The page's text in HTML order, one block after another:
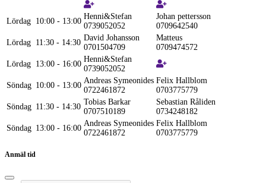
Lördag 10:00 - 13:00
Henni&Stefan
0739052052
Johan pettersson
0709642540
Lördag 11:30 - 14:30
David Johansson
0701504709
Matteus
0709474572
Lördag 13:00 - 16:00
Henni&Stefan
0739052052
Söndag 10:00 - 13:00
Andreas Symeonides
0722461872
Felix Hallblom
0703775779
Söndag 11:30 - 14:30
Tobias Barkar
0707510189
Sebastian Råliden
0734248182
Söndag 13:00 - 16:00
Andreas Symeonides
0722461872
Felix Hallblom
0703775779
Anmäl tid